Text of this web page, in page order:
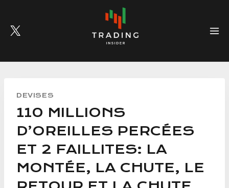
content
DEVISES
110 MILLIONS
D’OREILLES PERCÉES
ET 2 FAILLITES: LA
MONTÉE, LA CHUTE, LE